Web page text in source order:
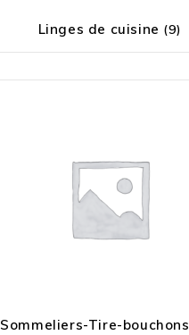
Linges de cuisine (9)
Sommeliers-Tire-bouchons